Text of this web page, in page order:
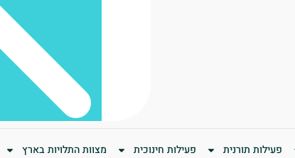
פעילות תורנית פעילות חינוכית מצוות התלויות בארץ